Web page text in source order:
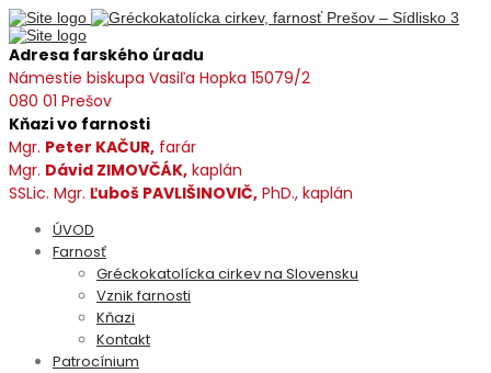
Adresa farského úradu
Námestie biskupa Vasiľa Hopka 15079/2
080 01 Prešov
Kňazi vo farnosti
Mgr. Peter KAČUR, farár
Mgr. Dávid ZIMOVČÁK, kaplán
SSLic. Mgr. Ľuboš PAVLIŠINOVIČ, PhD., kaplán
ÚVOD
Farnosť
Gréckokatolícka cirkev na Slovensku
Vznik farnosti
Kňazi
Kontakt
Patrocínium